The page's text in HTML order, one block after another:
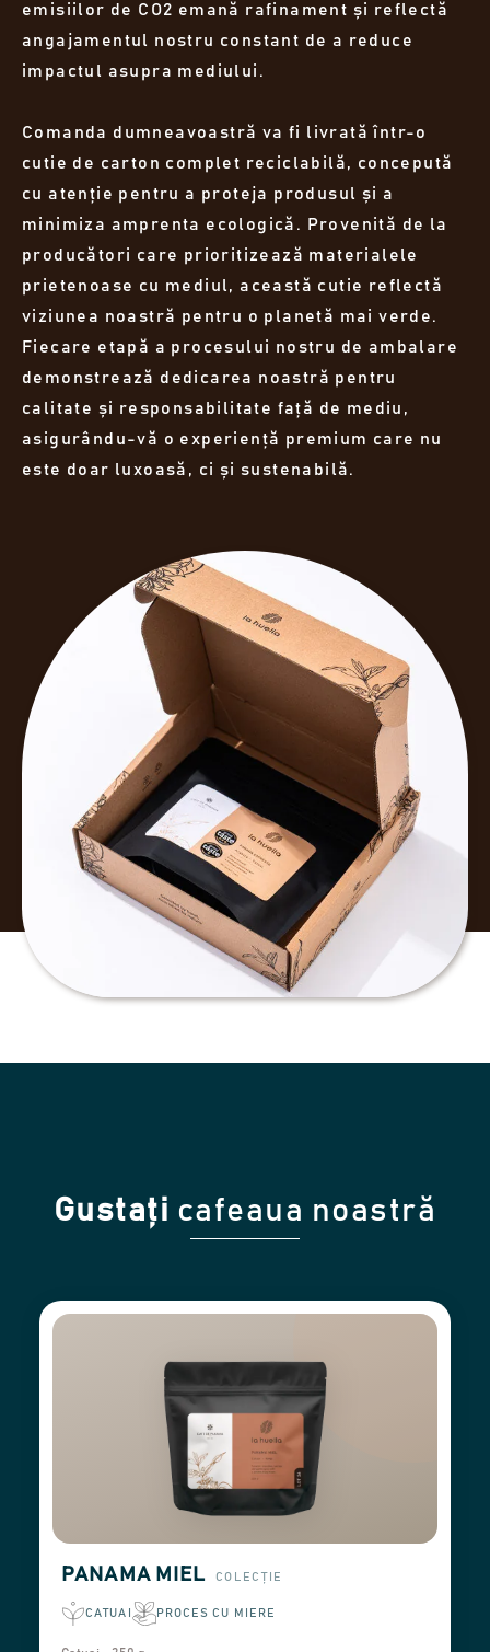
emisiilor de CO2 emană rafinament și reflectă
angajamentul nostru constant de a reduce
impactul asupra mediului.
Comanda dumneavoastră va fi livrată într-o
cutie de carton complet reciclabilă, concepută
cu atenție pentru a proteja produsul și a
minimiza amprenta ecologică. Provenită de la
producători care prioritizează materialele
prietenoase cu mediul, această cutie reflectă
viziunea noastră pentru o planetă mai verde.
Fiecare etapă a procesului nostru de ambalare
demonstrează dedicarea noastră pentru
calitate și responsabilitate față de mediu,
asigurându-vă o experiență premium care nu
este doar luxoasă, ci și sustenabilă.
Gustați cafeaua noastră
PANAMA MIEL COLECȚIE
CATUAI PROCES CU MIERE